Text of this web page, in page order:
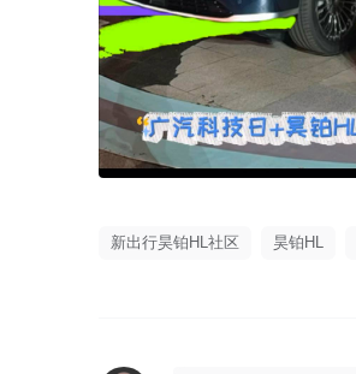
新出行昊铂HL社区 昊铂HL